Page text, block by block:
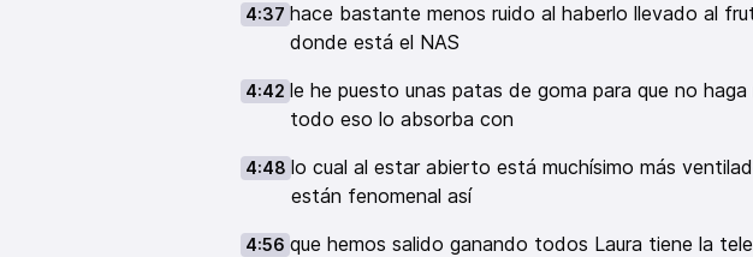
4:37 hace bastante menos ruido al haberlo llevado al
donde está el NAS
4:42 le he puesto unas patas de goma para que no
todo eso lo absorba con
4:48 lo cual al estar abierto está muchísimo más
están fenomenal así
4:56 que hemos salido ganando todos Laura tiene la